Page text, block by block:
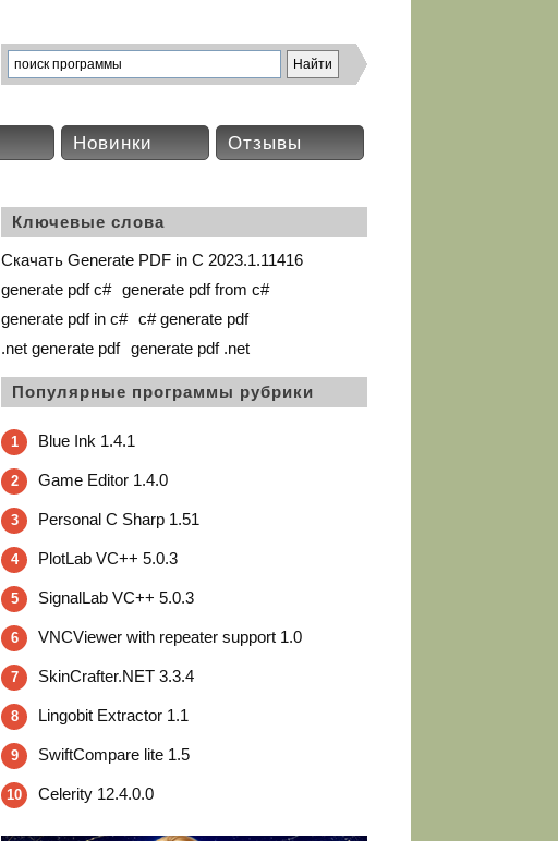
Новинки Отзывы
Ключевые слова
Скачать Generate PDF in C 2023.1.11416
generate pdf c# generate pdf from c#
generate pdf in c# c# generate pdf
.net generate pdf generate pdf .net
Популярные программы рубрики
1 Blue Ink 1.4.1
2 Game Editor 1.4.0
3 Personal C Sharp 1.51
4 PlotLab VC++ 5.0.3
5 SignalLab VC++ 5.0.3
6 VNCViewer with repeater support 1.0
7 SkinCrafter.NET 3.3.4
8 Lingobit Extractor 1.1
9 SwiftCompare lite 1.5
10 Celerity 12.4.0.0